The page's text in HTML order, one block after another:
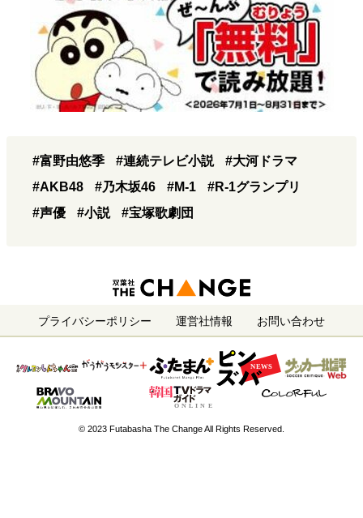
#富野由悠季 #連続テレビ小説
#大河ドラマ
#AKB48
#乃木坂46 #M-1
#R-1グランプリ
#声優
#小説 #宝塚歌劇団
プライバシーポリシー 運営社情報 お問い合わせ
© 2023 Futabasha The Change All Rights Reserved.